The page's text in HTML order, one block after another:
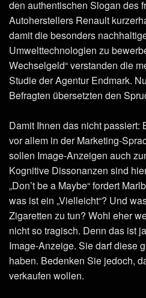
den authentischen Slogan des
Autoherstellers Renault
damit die besonders
Umwelttechnologien zu
Wechselgeld“ verstanden die
Studie der Agentur Endmark.
Befragten übersetzten den
Damit Ihnen das nicht
vor allem in der Marketing-
sollen Image-Anzeigen auch
Kognitive Dissonanzen sind
„Don’t be a Maybe“ fordert
was ist ein „Vielleicht“? Und
Zigaretten zu tun? Wohl eher
nicht so tragisch. Denn das ist
Image-Anzeige. Sie darf diese
haben. Bedenken Sie jedoch,
verkaufen wollen.